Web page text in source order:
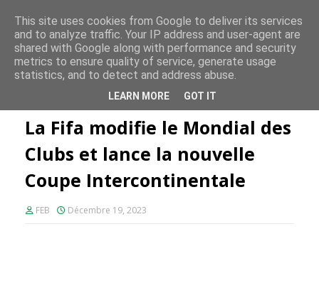
FE PLUS
nouvelle Coupe Intercontinentale
La Fifa modifie le Mondial des
Clubs et lance la nouvelle
Coupe Intercontinentale
FEB Décembre 19, 2023
This site uses cookies from Google to deliver its services
and to analyze traffic. Your IP address and user-agent are
shared with Google along with performance and security
metrics to ensure quality of service, generate usage
statistics, and to detect and address abuse.
LEARN MORE GOT IT